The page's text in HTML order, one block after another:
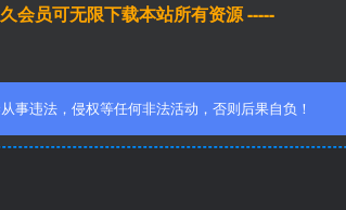
会员可无限下载本站所有资源 -----
事违法，侵权等任何非法活动，否则后果自负！